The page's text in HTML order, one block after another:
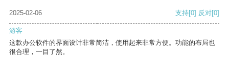
2025-02-06 支持[0] 反对[0]
游客
这款办公软件的界面设计非常简洁，使用起来非常方便。功能的布局也
很合理，一目了然。